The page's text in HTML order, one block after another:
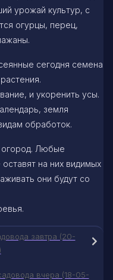
урожай культур, с
огурцы, перец,
сегодня семена
и укоренить усы.
земля
обработок.
огород. Любые
на них видимых
они будут со
завтра (20-
вчера (18-05-